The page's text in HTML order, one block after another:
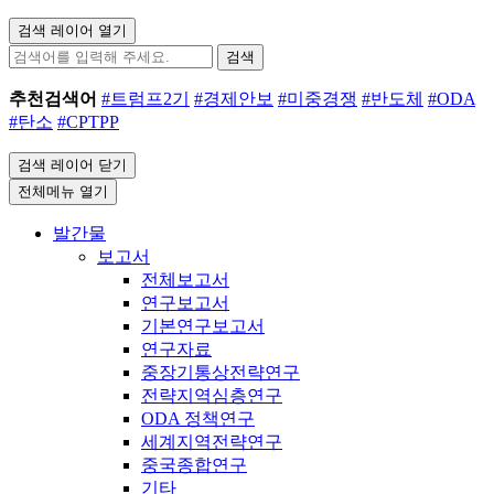
검색 레이어 열기
검색
추천검색어 #트럼프2기 #경제안보 #미중경쟁 #반도체 #ODA
#탄소 #CPTPP
검색 레이어 닫기
전체메뉴 열기
발간물
보고서
전체보고서
연구보고서
기본연구보고서
연구자료
중장기통상전략연구
전략지역심층연구
ODA 정책연구
세계지역전략연구
중국종합연구
기타